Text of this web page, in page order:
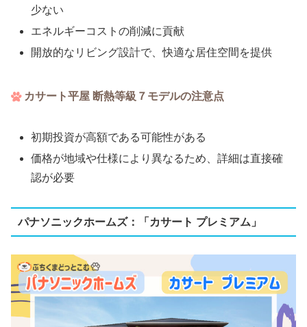
少ない
エネルギーコストの削減に貢献
開放的なリビング設計で、快適な居住空間を提供
カサート平屋 断熱等級７モデルの注意点
初期投資が高額である可能性がある
価格が地域や仕様により異なるため、詳細は直接確
認が必要
パナソニックホームズ​​：「カサート プレミアム」